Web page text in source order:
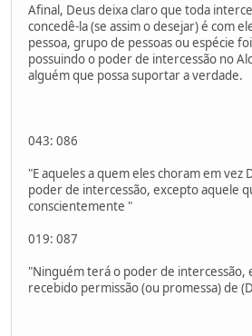
Afinal, Deus deixa claro que toda
concedê-la (se assim o desejar) é com
pessoa, grupo de pessoas ou espécie
possuindo o poder de intercessão no
alguém que possa suportar a verdade.
043: 086
"E aqueles a quem eles choram em vez
poder de intercessão, excepto aquele
conscientemente "
019: 087
"Ninguém terá o poder de intercessão,
recebido permissão (ou promessa) de